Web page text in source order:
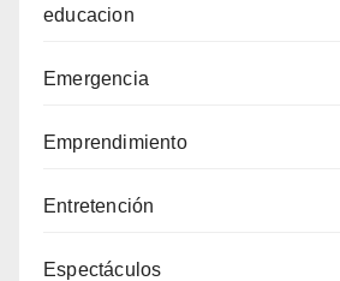
educacion
Emergencia
Emprendimiento
Entretención
Espectáculos